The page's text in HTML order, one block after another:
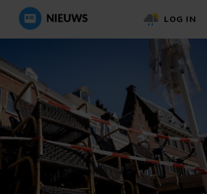
LOG IN